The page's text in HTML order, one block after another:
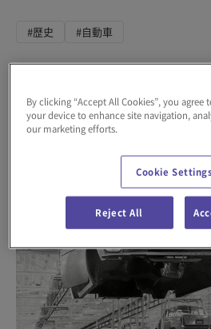
#歴史 #自動車
By clicking “Accept All Cookies”, you
your device to enhance site navigation,
our marketing efforts.
Cookie
Reject All